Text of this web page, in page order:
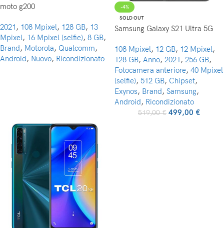
moto g200
2021 , 108 Mpixel, 128 GB, 13
Mpixel, 16 Mpixel (selfie), 8 GB,
Brand, Motorola, Qualcomm,
Android, Nuovo, Ricondizionato
-4%
SOLD OUT
Samsung Galaxy S21 Ultra 5G
108 Mpixel, 12 GB, 12 Mpixel,
128 GB, Anno, 2021 , 256 GB,
Fotocamera anteriore, 40 Mpixel
(selfie), 512 GB, Chipset,
Exynos, Brand, Samsung,
Android, Ricondizionato
519,00€ 499,00 €